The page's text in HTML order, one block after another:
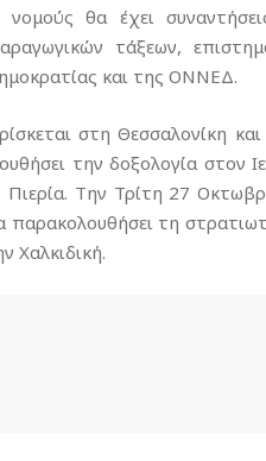
θα έχει
τάξεων,
και της ΟΝΝΕΔ.
στη Θεσσαλονίκη
την δοξολογία στον
Την Τρίτη 27
τη
Χαλκιδική.